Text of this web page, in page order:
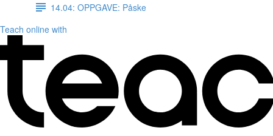
14.04: OPPGAVE: Påske
Teach online with